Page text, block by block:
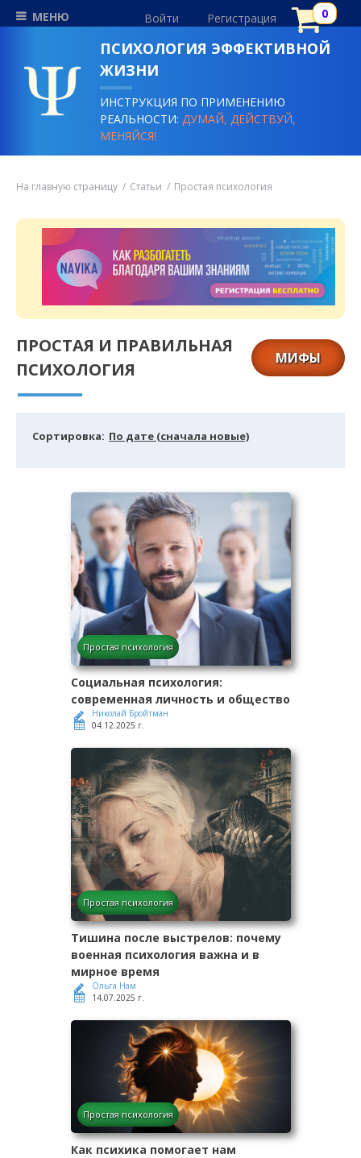
МЕНЮ Войти Регистрация
ПСИХОЛОГИЯ ЭФФЕКТИВНОЙ
ЖИЗНИ
ИНСТРУКЦИЯ ПО ПРИМЕНЕНИЮ
РЕАЛЬНОСТИ:ДУМАЙ, ДЕЙСТВУЙ,
МЕНЯЙСЯ!
На главную страницу Статьи Простая психология
ПРОСТАЯ И ПРАВИЛЬНАЯ
ПСИХОЛОГИЯ
МИФЫ
Cортировка: По дате (сначала новые)
Простая психология
Социальная психология:
современная личность и общество
Николай Бройтман
04.12.2025 г.
Простая психология
Тишина после выстрелов: почему
военная психология важна и в
мирное время
Ольга Нам
14.07.2025 г.
Простая психология
Как психика помогает нам